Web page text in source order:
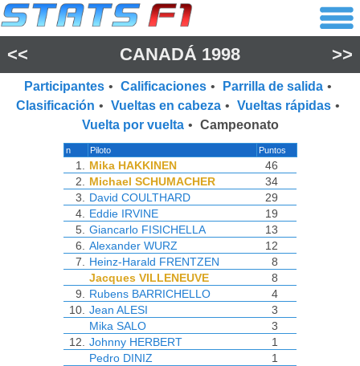
<< CANADÁ 1998 >>
Participantes • Calificaciones • Parrilla de salida •
Clasificación • Vueltas en cabeza • Vueltas rápidas •
Vuelta por vuelta • Campeonato
n Piloto Puntos
1. Mika HAKKINEN
46
2.
Michael SCHUMACHER
34
3.
David COULTHARD
29
4.
Eddie IRVINE
19
5. Giancarlo FISICHELLA
13
6.
Alexander WURZ
12
7.
Heinz-Harald FRENTZEN
8
Jacques VILLENEUVE
8
9.
Rubens BARRICHELLO
4
10. Jean ALESI
3
Mika SALO
3
12.
Johnny HERBERT
1
Pedro DINIZ
1